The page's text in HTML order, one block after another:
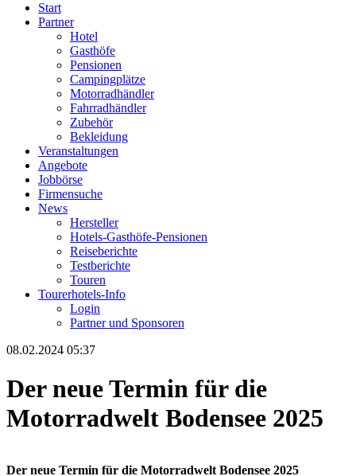
Start
Partner
Hotel
Gasthöfe
Pensionen
Campingplätze
Motorradhändler
Fahrradhändler
Zubehör
Bekleidung
Veranstaltungen
Angebote
Jobbörse
Firmensuche
News
Hersteller
Hotels-Gasthöfe-Pensionen
Reiseberichte
Testberichte
Touren
Tourerhotels-Info
Login
Partner und Sponsoren
08.02.2024 05:37
Der neue Termin für die
Motorradwelt Bodensee 2025
Der neue Termin für die Motorradwelt Bodensee 2025